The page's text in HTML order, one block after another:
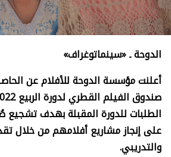
الدوحة ـ «سينماتوغراف»
أعلنت مؤسسة الدوحة للأفلام عن
الطلبات للدورة المقبلة بهدف تشجيع
على إنجاز مشاريع أفلامهم من خلال
والتدريبي.